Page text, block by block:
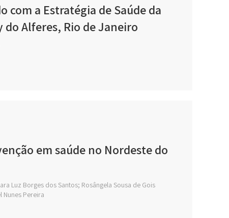
a Estratégia de Saúde da
Alferes, Rio de Janeiro
em saúde no Nordeste do
Luz Borges dos Santos; Rosângela Sousa de Gois
Nunes Pereira